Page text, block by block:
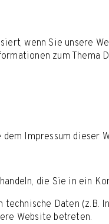
wenn Sie unsere
zum Thema
Impressum dieser
die Sie in ein
technische Daten (z.B.
Website betreten.